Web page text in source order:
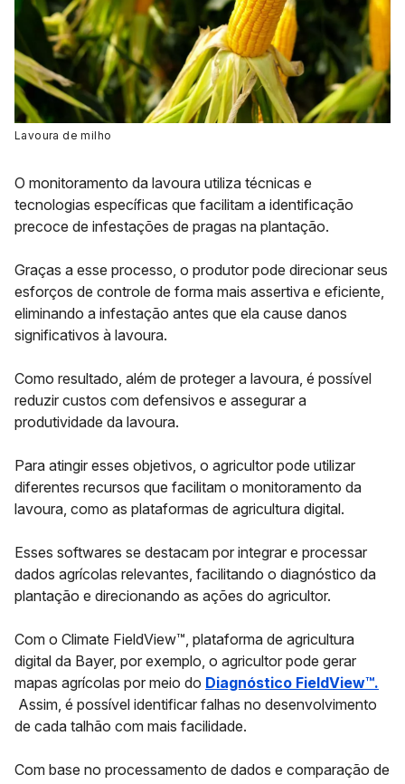
Lavoura de milho
O monitoramento da lavoura utiliza técnicas e
tecnologias específicas que facilitam a identificação
precoce de infestações de pragas na plantação.
Graças a esse processo, o produtor pode direcionar seus
esforços de controle de forma mais assertiva e eficiente,
eliminando a infestação antes que ela cause danos
significativos à lavoura.
Como resultado, além de proteger a lavoura, é possível
reduzir custos com defensivos e assegurar a
produtividade da lavoura.
Para atingir esses objetivos, o agricultor pode utilizar
diferentes recursos que facilitam o monitoramento da
lavoura, como as plataformas de agricultura digital.
Esses softwares se destacam por integrar e processar
dados agrícolas relevantes, facilitando o diagnóstico da
plantação e direcionando as ações do agricultor.
Com o Climate FieldView™, plataforma de agricultura
digital da Bayer, por exemplo, o agricultor pode gerar
mapas agrícolas por meio do Diagnóstico FieldView™.
Assim, é possível identificar falhas no desenvolvimento
de cada talhão com mais facilidade.
Com base no processamento de dados e comparação de